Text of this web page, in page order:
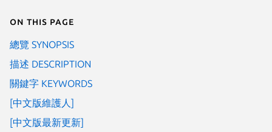
On this page
總覽 SYNOPSIS
描述 DESCRIPTION
關鍵字 KEYWORDS
[中文版維護人]
[中文版最新更新]